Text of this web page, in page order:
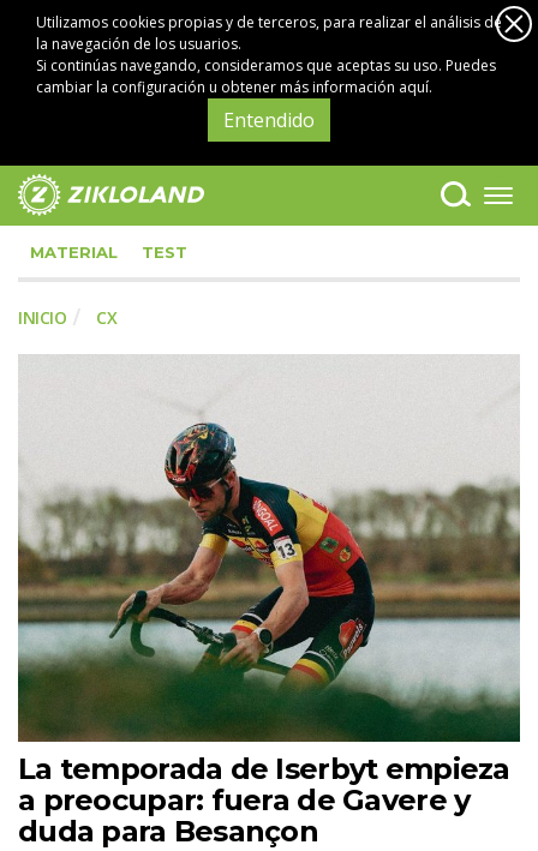
Utilizamos cookies propias y de terceros, para realizar el análisis de
la navegación de los usuarios.
Si continúas navegando, consideramos que aceptas su uso. Puedes
cambiar la configuración u obtenermás información aquí.
Entendido
MATERIAL TEST
INICIO CX
La temporada de Iserbyt empieza
a preocupar: fuera de Gavere y
duda para Besançon